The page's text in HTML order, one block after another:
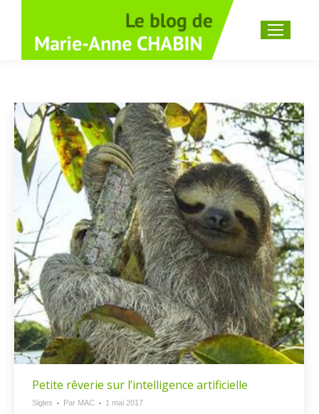
Recherche
Petite rêverie sur l’intelligence artificielle
Sigles Par MAC 1 mai 2017